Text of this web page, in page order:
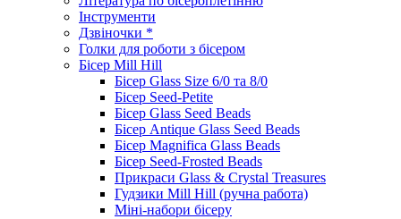
Інструменти
Дзвіночки *
Голки для роботи з бісером
Бісер Mill Hill
Бісер Glass Size 6/0 та 8/0
Бісер Seed-Petite
Бісер Glass Seed Beads
Бісер Antique Glass Seed Beads
Бісер Magnifica Glass Beads
Бісер Seed-Frosted Beads
Прикраси Glass & Crystal Treasures
Гудзики Mill Hill (ручна работа)
Міні-набори бісеру